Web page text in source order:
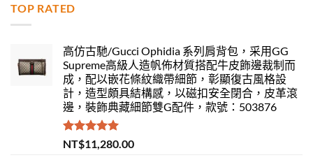
TOP RATED
高仿古馳/Gucci Ophidia 系列肩背包，采用GG
Supreme高級人造帆佈材質搭配牛皮飾邊裁制而
成，配以嵌花條紋織帶細節，彰顯復古風格設
計，造型頗具結構感，以磁扣安全閉合，皮革滾
邊，裝飾典藏細節雙G配件，款號：503876
評分5.00
滿分 5
NT$11,280.00